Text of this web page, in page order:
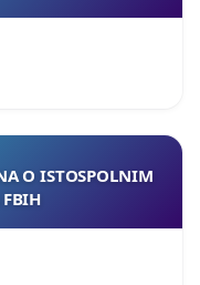
O ISTOSPOLNIM
FBIH